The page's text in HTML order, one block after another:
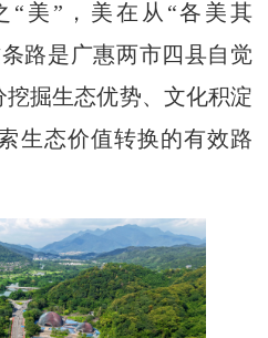
”，美在从“各美其
路是广惠两市四县自觉
挖掘生态优势、文化积淀
生态价值转换的有效路